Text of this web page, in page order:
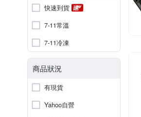
快速到貨
7-11常溫
7-11冷凍
商品狀況
有現貨
Yahoo自營